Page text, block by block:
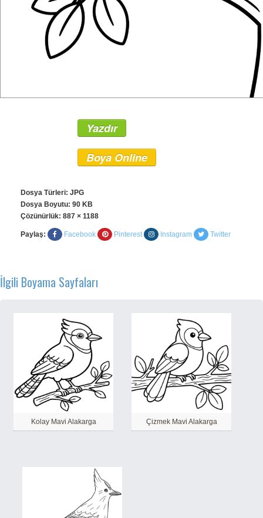
Yazdır
Boya Online
Dosya Türleri: JPG
Dosya Boyutu: 90 KB
Çözünürlük: 887 × 1188
Paylaş: Facebook Pinterest Instagram Twitter
İlgili Boyama Sayfaları
Kolay Mavi Alakarga Çizmek Mavi Alakarga